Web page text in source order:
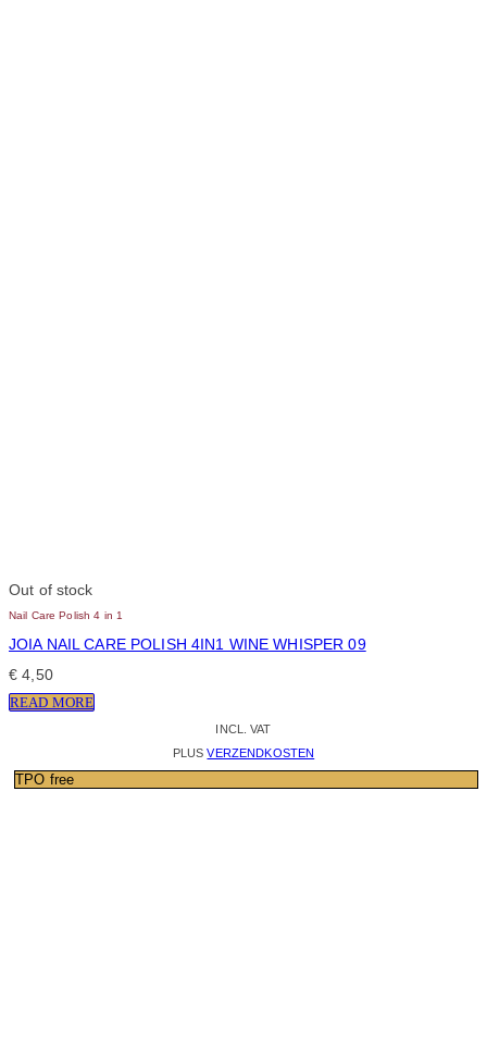
Out of stock
Nail Care Polish 4 in 1
JOIA NAIL CARE POLISH 4IN1 WINE WHISPER 09
€ 4,50
READ MORE
INCL. VAT
PLUSVERZENDKOSTEN
TPO free